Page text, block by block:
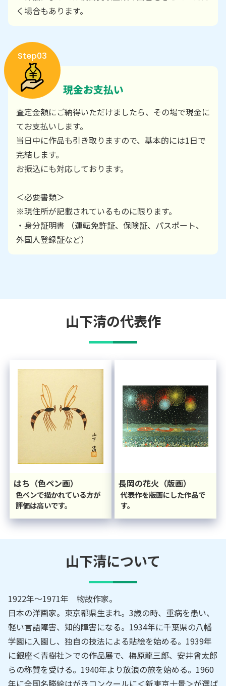
く場合もあります。
Step03
現金お支払い
査定金額にご納得いただけましたら、その場で現金に
てお支払いします。
当日中に作品も引き取りますので、基本的には1日で
完結します。
お振込にも対応しております。
＜必要書類＞
※現住所が記載されているものに限ります。
・身分証明書 （運転免許証、保険証、パスポート、
外国人登録証など）
山下清の代表作
はち（色ペン画）
色ペンで描かれている方が
評価は高いです。
長岡の花火（版画）
代表作を版画にした作品で
す。
山下清について
1922年～1971年 物故作家。
日本の洋画家。東京都県生まれ。3歳の時、重病を患い、
軽い言語障害、知的障害になる。1934年に千葉県の八幡
学園に入園し、独自の技法による貼絵を始める。1939年
に銀座＜青樹社＞での作品展で、梅原龍三郎、安井曾太郎
らの称賛を受ける。1940年より放浪の旅を始める。1960
年に全国名勝絵はがきコンクールに＜新東京十景＞が選ば